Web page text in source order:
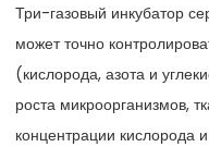
Три-газовый инкубатор
может точно
(кислорода, азота и
роста микроорганизмов,
концентрации кислорода и